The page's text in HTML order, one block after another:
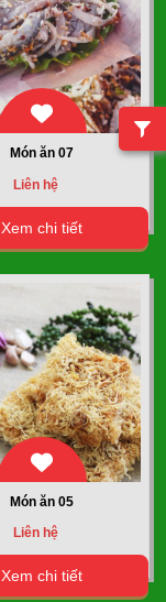
Món ăn 07
Liên hệ
Xem chi tiết
Món ăn 05
Liên hệ
Xem chi tiết